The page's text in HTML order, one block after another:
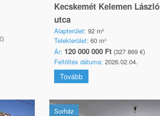
Kecskemét Kelemen László
utca
Alapterület: 92 m²
Telekterület: 60 m²
Ár: 120 000 000 Ft (327 869 €)
Feltöltés dátuma: 2026.02.04.
Tovább
Sorház